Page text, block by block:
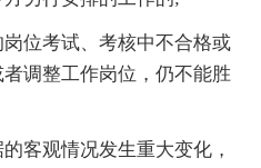
位考试、考核中不合格或
调整工作岗位，仍不能胜
客观情况发生重大变化，